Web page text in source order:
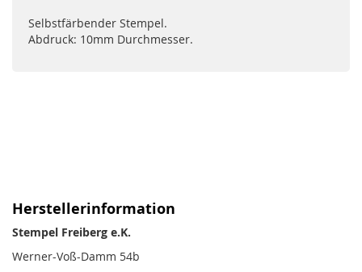
Selbstfärbender Stempel.
Abdruck: 10mm Durchmesser.
Herstellerinformation
Stempel Freiberg e.K.
Werner-Voß-Damm 54b